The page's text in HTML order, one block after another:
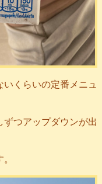
くらいの定番メニュ
つアップダウンが出